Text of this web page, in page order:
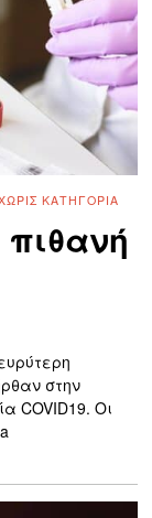
ΚΑΤΗΓΟΡΊΑ
στην
COVID19. Οι